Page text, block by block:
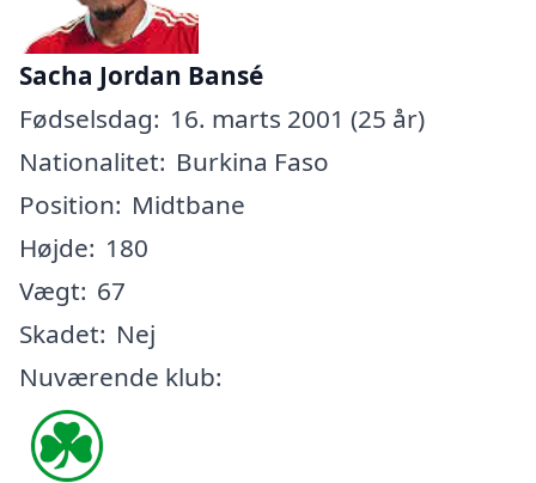
Sacha Jordan Bansé
Fødselsdag: 16. marts 2001 (25 år)
Nationalitet: Burkina Faso
Position: Midtbane
Højde: 180
Vægt: 67
Skadet: Nej
Nuværende klub: